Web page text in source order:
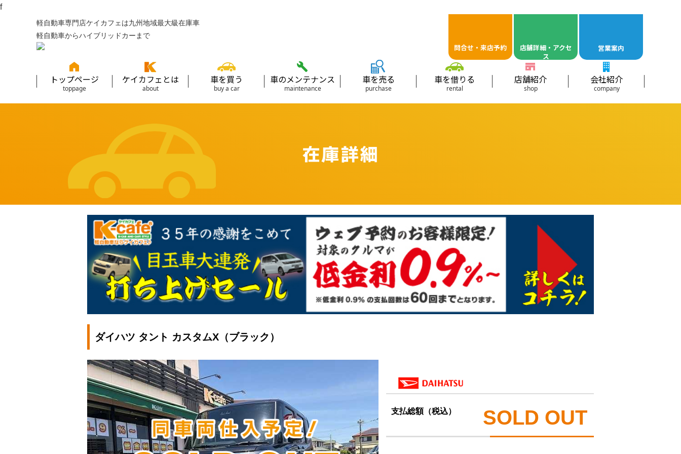
f
軽自動車専門店ケイカフェは九州地域最大級在庫車
軽自動車からハイブリッドカーまで
問合せ・来店予約
店舖詳細・アクセ
ス
営業案内
トップページ
toppage
ケイカフェとは
about
車を買う
buy a car
車のメンテナンス
maintenance
車を売る
purchase
車を借りる
rental
店舗紹介
shop
会社紹介
company
在庫詳細
ダイハツ タント カスタムX（ブラック）
支払総額（税込） SOLD OUT